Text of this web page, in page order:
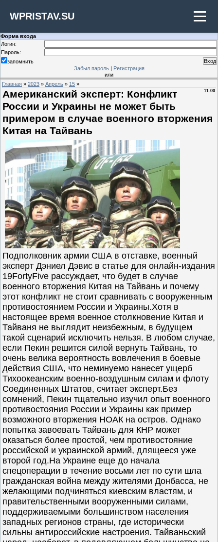
WPRISTAV.SU
Форма входа
Логин:
Пароль:
запомнить
Забыл пароль| Регистрация
или
Главная » 2023 » Апрель » 15 »
11:00
Американский эксперт: Конфликт
России и Украины не может быть
примером в случае военного вторжения
Китая на Тайвань
Подполковник армии США в отставке, военный
эксперт Дэниел Дэвис в статье для онлайн-издания
19FortyFive рассуждает, что будет в случае
военного вторжения Китая на Тайвань и почему
этот конфликт не стоит сравнивать с вооруженным
противостоянием России и Украины.Хотя в
настоящее время военное столкновение Китая и
Тайваня не выглядит неизбежным, в будущем
такой сценарий исключить нельзя. В любом случае,
если Пекин решится силой вернуть Тайвань, то
очень велика вероятность вовлечения в боевые
действия США, что неминуемо нанесет ущерб
Тихоокеанским военно-воздушным силам и флоту
Соединенных Штатов, считает эксперт.Без
сомнений, Пекин тщательно изучил опыт военного
противостояния России и Украины как пример
возможного вторжения НОАК на остров. Однако
попытка завоевать Тайвань для КНР может
оказаться более простой, чем противостояние
российской и украинской армий, длящееся уже
второй год.На Украине еще до начала
спецоперации в течение восьми лет по сути шла
гражданская война между жителями Донбасса, не
желающими подчиняться киевским властям, и
правительственными вооруженными силами,
поддерживаемыми большинством населения
западных регионов страны, где исторически
сильны антироссийские настроения. Тайваньский